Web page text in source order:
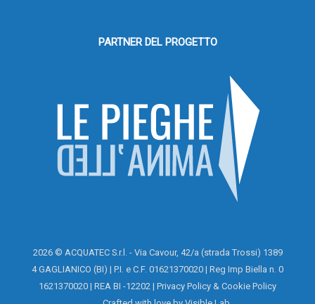
PARTNER DEL PROGETTO
2026 © ACQUATEC S.r.l. - Via Cavour, 42/a (strada Trossi) 1389
4 GAGLIANICO (BI) | P.I. e C.F. 01621370020 | Reg Imp Biella n. 0
1621370020 | REA BI -12202 | Privacy Policy & Cookie Policy